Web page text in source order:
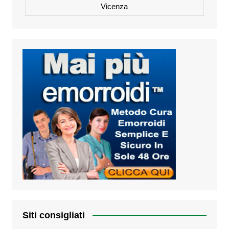
Vicenza
Siti consigliati